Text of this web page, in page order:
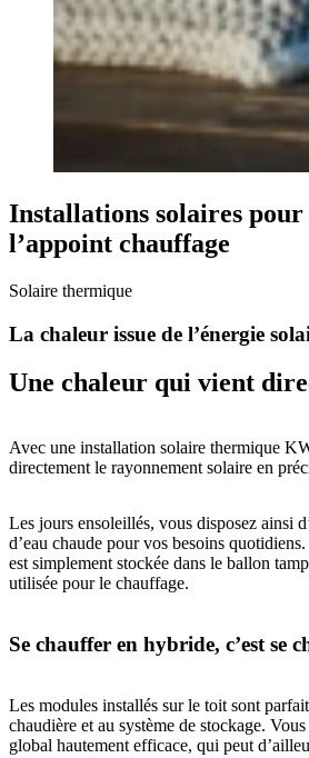
Installations solaires pour
l’appoint chauffage
Solaire thermique
La chaleur issue de l’énergie
Une chaleur qui vient
Avec une installation solaire thermique
directement le rayonnement solaire en
Les jours ensoleillés, vous disposez ainsi
d’eau chaude pour vos besoins
est simplement stockée dans le ballon
utilisée pour le chauffage.
Se chauffer en hybride, c’est se
Les modules installés sur le toit sont
chaudière et au système de stockage.
global hautement efficace, qui peut